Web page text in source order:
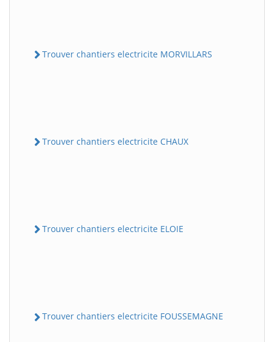
Trouver chantiers electricite MORVILLARS
Trouver chantiers electricite CHAUX
Trouver chantiers electricite ELOIE
Trouver chantiers electricite FOUSSEMAGNE